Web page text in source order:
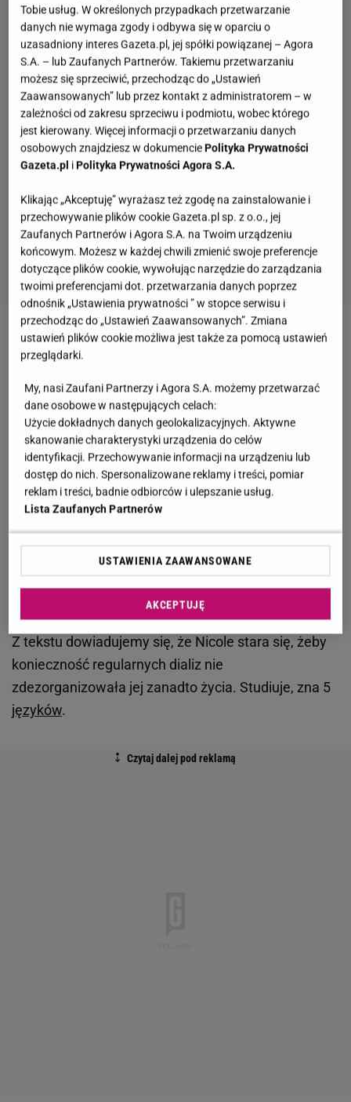
20-letnia Nicole 6,5 roku temu przeszła przeszczep
nerki. Dawcą był jej ojciec,
Nerka jednak przestała funkcjonować i Nicole
musiaławrócić do dializ.
Od początku wiedzieliśmy, że
nerka, którą dał córce tata, nie
wystarczy na całe życie. Tylko nie
spodziewaliśmy się, że będzie
pracowała tak krótko! Tego się nie
przewidzi - powiedziała
E
w
a
a
uł
dla
"Rewii".
Z tekstu dowiadujemy się, że Nicole stara się, żeby
konieczność regularnych dializ nie
zdezorganizowała jej zanadto życia. Studiuje, zna 5
języków.
Tobie usług. W określonych przypadkach przetwarzanie
danych nie wymaga zgody i odbywa się w oparciu o
uzasadniony interes Gazeta.pl, jej spółki powiązanej – Agora
S.A. – lub Zaufanych Partnerów. Takiemu przetwarzaniu
możesz się sprzeciwić, przechodząc do „Ustawień
Zaawansowanych” lub przez kontakt z administratorem – w
zależności od zakresu sprzeciwu i podmiotu, wobec którego
jest kierowany. Więcej informacji o przetwarzaniu danych
osobowych znajdziesz w dokumencie Polityka Prywatności
Gazeta.pl i Polityka Prywatności Agora S.A.
Klikając „Akceptuję” wyrażasz też zgodę na zainstalowanie i
przechowywanie plików cookie Gazeta.pl sp. z o.o., jej
Zaufanych Partnerów i Agora S.A. na Twoim urządzeniu
końcowym. Możesz w każdej chwili zmienić swoje preferencje
dotyczące plików cookie, wywołując narzędzie do zarządzania
twoimi preferencjami dot. przetwarzania danych poprzez
odnośnik „Ustawienia prywatności ” w stopce serwisu i
przechodząc do „Ustawień Zaawansowanych”. Zmiana
ustawień plików cookie możliwa jest także za pomocą ustawień
przeglądarki.
My, nasi Zaufani Partnerzy i Agora S.A. możemy przetwarzać
dane osobowe w następujących celach:
Użycie dokładnych danych geolokalizacyjnych. Aktywne
skanowanie charakterystyki urządzenia do celów
identyfikacji. Przechowywanie informacji na urządzeniu lub
dostęp do nich. Spersonalizowane reklamy i treści, pomiar
reklam i treści, badnie odbiorców i ulepszanie usług.
Lista Zaufanych Partnerów
USTAWIENIA ZAAWANSOWANE
AKCEPTUJĘ